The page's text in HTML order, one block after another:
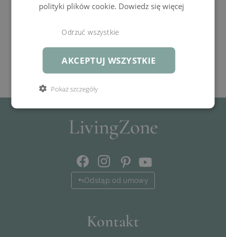
1 099,99 zł
Odstąp od umowy
Kontakt
polityki plików cookie. Dowiedz się więcej
AKCEPTUJ WSZYSTKIE
Odrzuć wszystkie
Pokaż szczegóły